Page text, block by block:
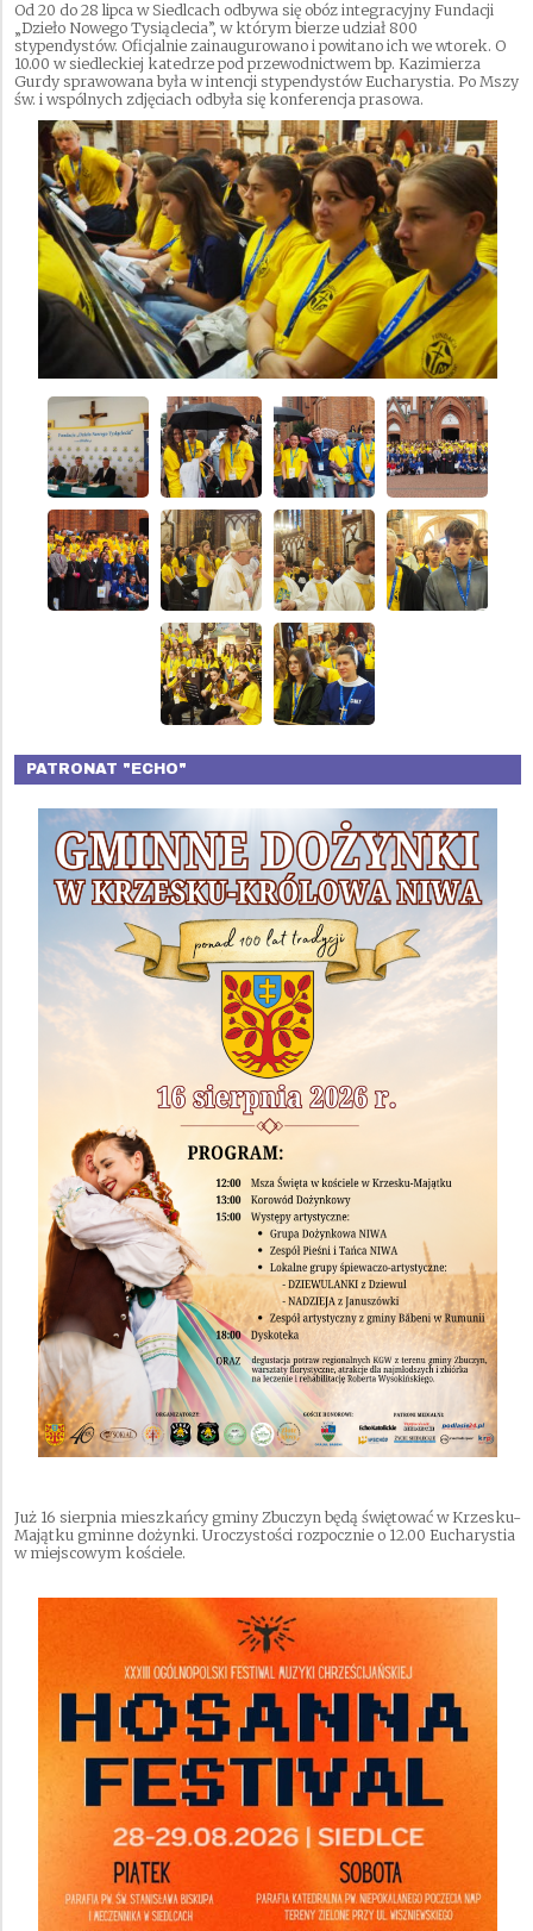
Od 20 do 28 lipca w Siedlcach odbywa się obóz integracyjny Fundacji
„Dzieło Nowego Tysiąclecia”, w którym bierze udział 800
stypendystów. Oficjalnie zainaugurowano i powitano ich we wtorek. O
10.00 w siedleckiej katedrze pod przewodnictwem bp. Kazimierza
Gurdy sprawowana była w intencji stypendystów Eucharystia. Po Mszy
św. i wspólnych zdjęciach odbyła się konferencja prasowa.
PATRONAT "ECHO"
Już 16 sierpnia mieszkańcy gminy Zbuczyn będą świętować w Krzesku-
Majątku gminne dożynki. Uroczystości rozpocznie o 12.00 Eucharystia
w miejscowym kościele.